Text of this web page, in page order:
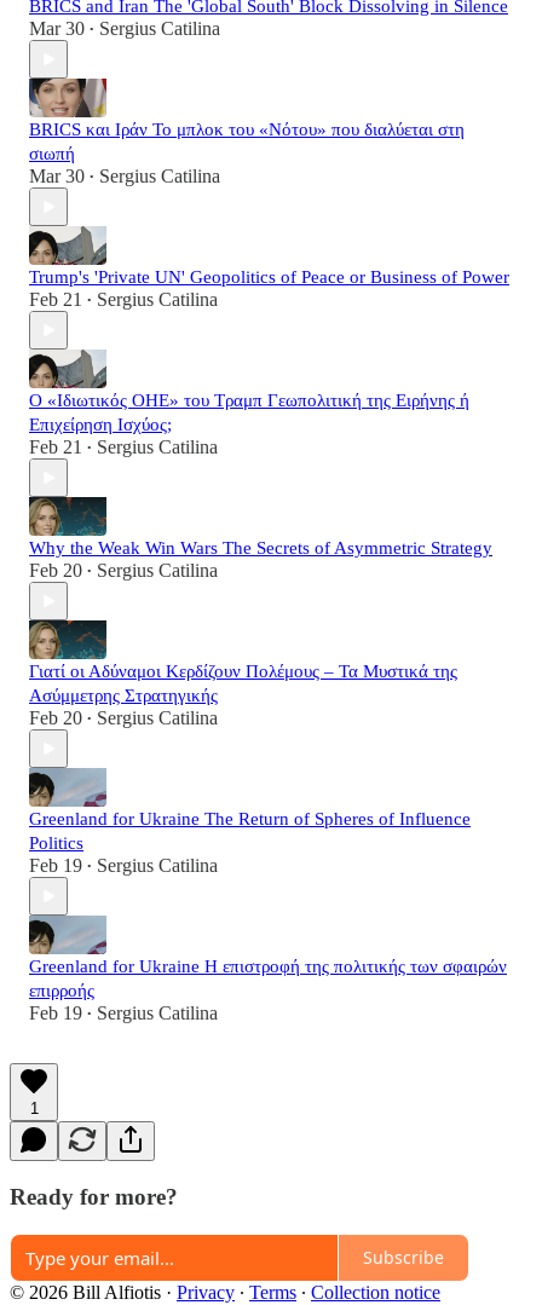
BRICS and Iran The 'Global South' Block Dissolving in Silence
Mar 30 • Sergius Catilina
BRICS και Ιράν Το μπλοκ του «Νότου» που διαλύεται στη
σιωπή
Mar 30 • Sergius Catilina
Trump's 'Private UN' Geopolitics of Peace or Business of Power
Feb 21 • Sergius Catilina
Ο «Ιδιωτικός ΟΗΕ» του Τραμπ Γεωπολιτική της Ειρήνης ή
Επιχείρηση Ισχύος;
Feb 21 • Sergius Catilina
Why the Weak Win Wars The Secrets of Asymmetric Strategy
Feb 20 • Sergius Catilina
Γιατί οι Αδύναμοι Κερδίζουν Πολέμους – Τα Μυστικά της
Ασύμμετρης Στρατηγικής
Feb 20 • Sergius Catilina
Greenland for Ukraine The Return of Spheres of Influence
Politics
Feb 19 • Sergius Catilina
Greenland for Ukraine Η επιστροφή της πολιτικής των σφαιρών
επιρροής
Feb 19 • Sergius Catilina
1
Ready for more?
Subscribe
© 2026 Bill Alfiotis · Privacy ∙ Terms ∙ Collection notice